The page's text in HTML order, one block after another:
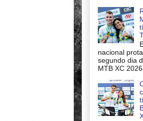
nacional
segundo dia
MTB XC